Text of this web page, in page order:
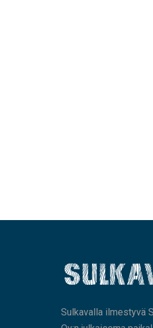
Sulkavalla ilmestyvä